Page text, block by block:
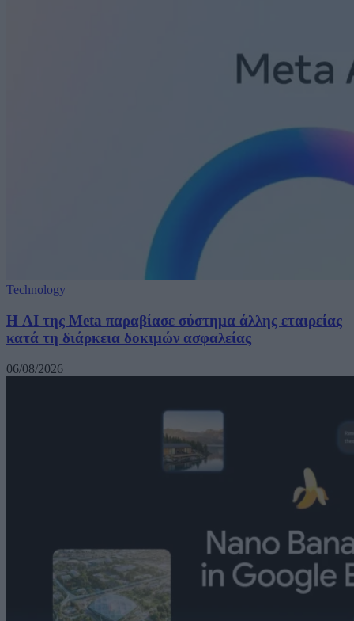
Technology
Η AI της Meta παραβίασε σύστημα άλλης εταιρείας
κατά τη διάρκεια δοκιμών ασφαλείας
06/08/2026